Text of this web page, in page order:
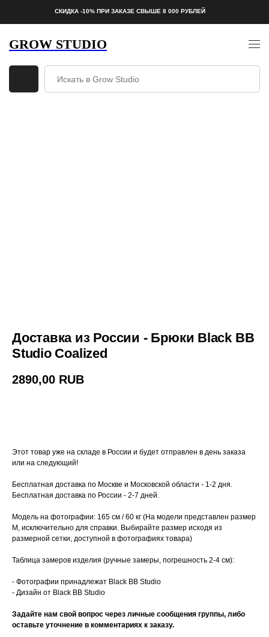
СКИДКА -10% ПРИ ЗАКАЗЕ СВЫШЕ 8 000 РУБЛЕЙ
GROW STUDIO
Доставка из России - Брюки Black BB
Studio Coalized
2890,00 RUB
Этот товар уже на складе в России и будет отправлен в день заказа
или на следующий!
Бесплатная доставка по Москве и Московской области - 1-2 дня.
Бесплатная доставка по России - 2-7 дней.
Модель на фотографии: 165 см / 60 кг (На модели представлен размер
M, исключительно для справки. Выбирайте размер исходя из
размерной сетки, доступной в фотографиях товара)
Таблица замеров изделия (ручные замеры, погрешность 2-4 см):
- Фотографии принадлежат Black BB Studio
- Дизайн от Black BB Studio
Задайте нам свой вопрос через личные сообщения группы, либо
оставьте уточнение в комментариях к заказу.